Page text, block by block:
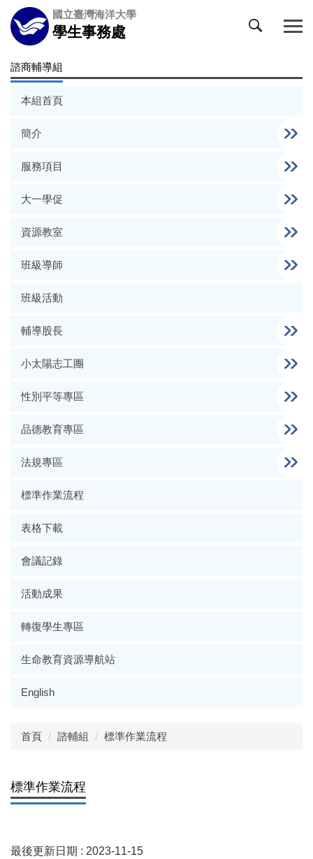
跳
到
主
內
國立臺灣海洋大學
學生事務處
諮商輔導組
本組首頁
簡介
服務項目
大一學促
資源教室
班級導師
班級活動
輔導股長
小太陽志工團
性別平等專區
品德教育專區
法規專區
標準作業流程
表格下載
會議記錄
活動成果
轉復學生專區
生命教育資源導航站
English
首頁 諮輔組 標準作業流程
標準作業流程
最後更新日期 : 2023-11-15